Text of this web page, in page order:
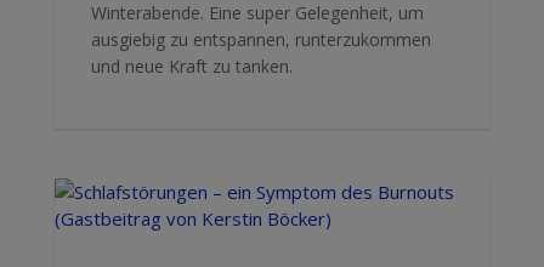
Winterabende. Eine super Gelegenheit, um
ausgiebig zu entspannen, runterzukommen
und neue Kraft zu tanken.